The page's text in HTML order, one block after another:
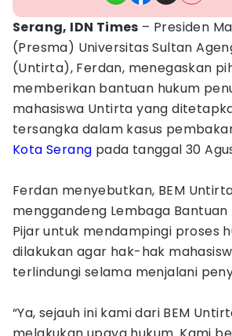
Serang, IDN Times – Presiden
(Presma) Universitas Sultan
(Untirta), Ferdan, menegaskan
memberikan bantuan hukum
mahasiswa Untirta yang
tersangka dalam kasus
Kota Serang pada tanggal 30
Ferdan menyebutkan, BEM
menggandeng Lembaga Bantuan
Pijar untuk mendampingi proses
dilakukan agar hak-hak
terlindungi selama menjalani
“Ya, sejauh ini kami dari BEM